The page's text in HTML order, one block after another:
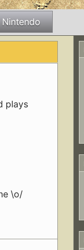
Nintendo
plays
\o/